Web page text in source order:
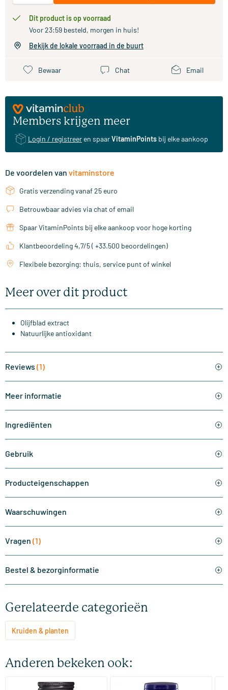
Dit product is op voorraad
Voor 23:59 besteld, morgen in huis!
Bekijk de lokale voorraad in de buurt
Bewaar Chat Email
Members krijgen meer
Login / registreer en spaarVitaminPoints bij elke aankoop
De voordelen van vitaminstore
Gratis verzending vanaf 25 euro
Betrouwbaar advies via chat of email
Spaar VitaminPoints bij elke aankoop voor hoge korting
Klantbeoordeling 4,7/5 ( +33.500 beoordelingen)
Flexibele bezorging: thuis, service punt of winkel
Meer over dit product
Olijfblad extract
Natuurlijke antioxidant
Reviews (1)
Meer informatie
Ingrediënten
Gebruik
Producteigenschappen
Waarschuwingen
Vragen (1)
Bestel & bezorginformatie
Gerelateerde categorieën
Kruiden & planten
Anderen bekeken ook:
(5) (1)